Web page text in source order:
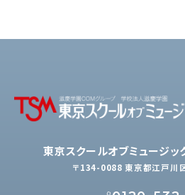
東京スクールオブミュージッ
〒134-0088 東京都江戸川